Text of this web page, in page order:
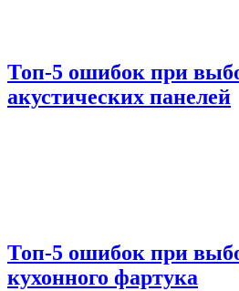
Топ-5 ошибок при
акустических панелей
Топ-5 ошибок при
кухонного фартука